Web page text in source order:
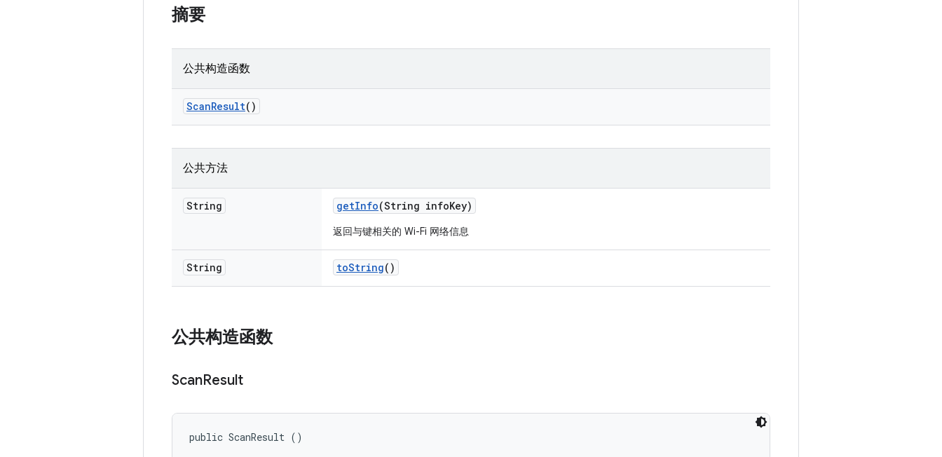
摘要
公共构造函数
ScanResult()
公共方法
String getInfo(String infoKey)
返回与键相关的 Wi-Fi 网络信息
String toString()
公共构造函数
ScanResult
public ScanResult ()